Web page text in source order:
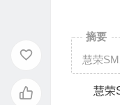
摘要
慧荣
慧荣